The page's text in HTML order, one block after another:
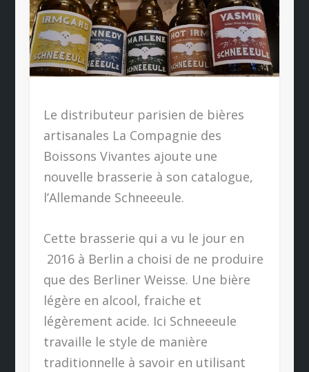
Le distributeur parisien de bières
artisanales La Compagnie des
Boissons Vivantes ajoute une
nouvelle brasserie à son catalogue,
l’Allemande Schneeeule.
Cette brasserie qui a vu le jour en
2016 à Berlin a choisi de ne produire
que des Berliner Weisse. Une bière
légère en alcool, fraiche et
légèrement acide. Ici Schneeeule
travaille le style de manière
traditionnelle à savoir en utilisant